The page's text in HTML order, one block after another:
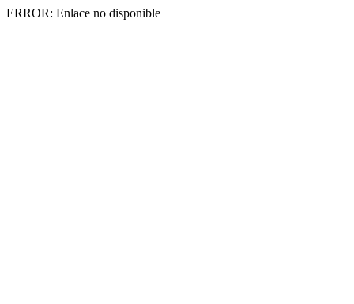
ERROR: Enlace no disponible